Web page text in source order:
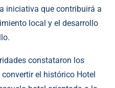
iniciativa que contribuirá a
local y el desarrollo
constataron los
el histórico Hotel